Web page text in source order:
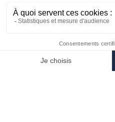
Mentions légales